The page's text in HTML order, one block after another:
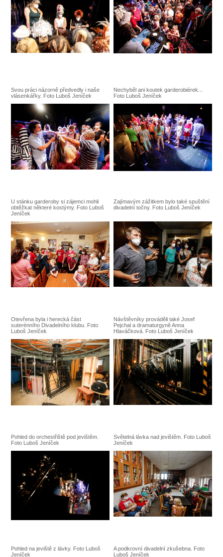
Svou práci názorně předvedly i naše
vlásenkářky. Foto Luboš Jeníček
Nechyběl ani koutek garderobiérek...
Foto Luboš Jeníček
U stánku garderoby si zájemci mohli
obtěžkat některé kostýmy. Foto Luboš
Jeníček
Zajímavým zážitkem bylo také spuštění
divadelní točny. Foto Luboš Jeníček
Otevřena byla i herecká část
suterénního Divadelního klubu. Foto
Luboš Jeníček
Návštěvníky prováděli také Josef
Pejchal a dramaturgyně Anna
Hlaváčková. Foto Luboš Jeníček
Pohled do orchestřiště pod jevištěm.
Foto Luboš Jeníček
Světelná lávka nad jevištěm. Foto Luboš
Jeníček
Pohled na jeviště z lávky. Foto Luboš
Jeníček
A podkrovní divadelní zkušebna. Foto
Luboš Jeníček